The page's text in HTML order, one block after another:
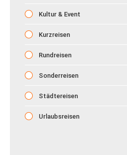
Kultur & Event
Kurzreisen
Rundreisen
Sonderreisen
Städtereisen
Urlaubsreisen